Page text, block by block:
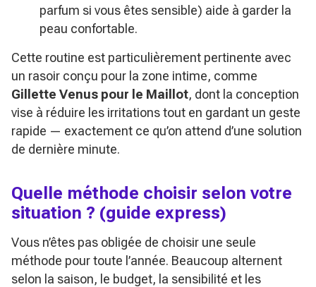
parfum si vous êtes sensible) aide à garder la
peau confortable.
Cette routine est particulièrement pertinente avec
un rasoir conçu pour la zone intime, comme
Gillette Venus pour le Maillot, dont la conception
vise à réduire les irritations tout en gardant un geste
rapide — exactement ce qu’on attend d’une solution
de dernière minute.
Quelle méthode choisir selon votre
situation ? (guide express)
Vous n’êtes pas obligée de choisir une seule
méthode pour toute l’année. Beaucoup alternent
selon la saison, le budget, la sensibilité et les